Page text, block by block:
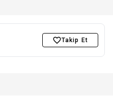
Takip Et